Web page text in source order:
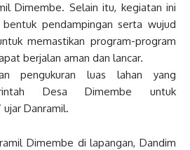
Dimembe. Selain itu, kegiatan ini
pendampingan serta wujud
memastikan program-program
berjalan aman dan lancar.
pengukuran luas lahan yang
Desa Dimembe untuk
ujar Danramil.
Dimembe di lapangan, Dandim